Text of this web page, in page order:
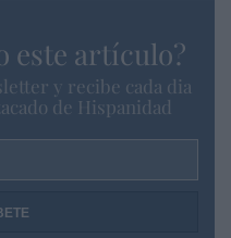
este artículo?
y recibe cada dia
de Hispanidad